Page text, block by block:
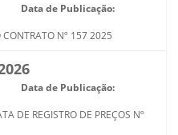
Data de Publicação:
CONTRATO Nº 157 2025
Data de Publicação:
DE REGISTRO DE PREÇOS Nº